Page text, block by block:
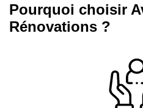
Pourquoi choisir
Rénovations ?